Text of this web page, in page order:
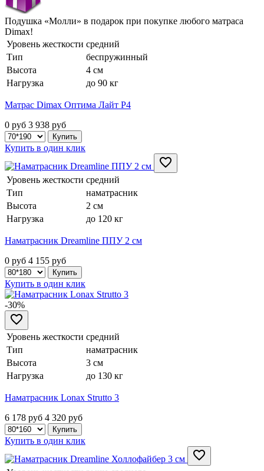
Подушка «Молли» в подарок при покупке любого матраса
Dimax!
Уровень жесткости средний
Тип
беспружинный
Высота
4 см
Нагрузка
до 90 кг
Матрас Dimax Оптима Лайт P4
0 руб 3 938 руб
Купить в один клик
Уровень жесткости средний
Тип
наматрасник
Высота
2 см
Нагрузка
до 120 кг
Наматрасник Dreamline ППУ 2 см
0 руб 4 155 руб
Купить в один клик
-30%
Уровень жесткости средний
Тип
наматрасник
Высота
3 см
Нагрузка
до 130 кг
Наматрасник Lonax Strutto 3
6 178 руб 4 320 руб
Купить в один клик